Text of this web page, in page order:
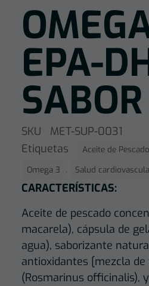
EPA-
SKU
MET-SUP-0031
Etiquetas
Aceite de Pescado
Omega 3 , Salud
CARACTERÍSTICAS:
Aceite de pescado
macarela), cápsula de
agua), saborizante
antioxidantes [mezcla
(Rosmarinus officinalis),